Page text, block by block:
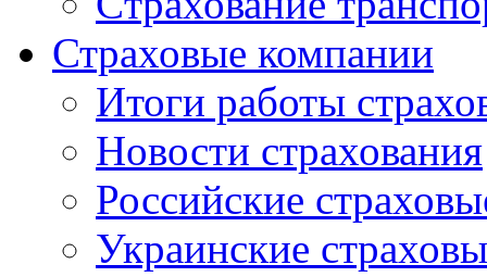
Страховые компании
Итоги работы
Новости страхования
Российские
Украинские